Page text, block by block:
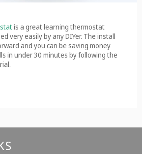
is a great learning thermostat
very easily by any DIYer. The install
and you can be saving money
in under 30 minutes by following the